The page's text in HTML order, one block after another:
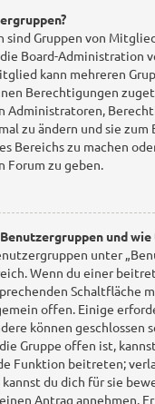
sind Gruppen von
Board-Administration
kann mehreren
Berechtigungen
Administratoren,
zu ändern und sie zum
Bereichs zu machen
zu geben.
und
unter
Wenn du einer
Schaltfläche
offen. Einige
können geschlossen
Gruppe offen ist,
Funktion beitreten;
du dich für sie
Antrag annehmen.